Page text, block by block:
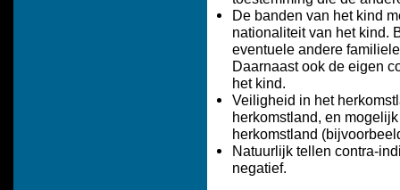
De banden van het kind
nationaliteit van het kind.
eventuele andere
Daarnaast ook de eigen
het kind.
Veiligheid in het
herkomstland, en
herkomstland
Natuurlijk tellen contra-
negatief.